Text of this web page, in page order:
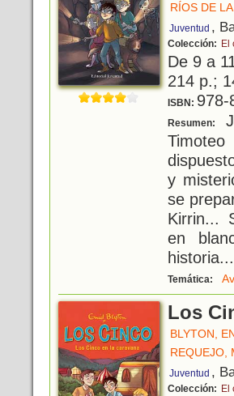
RÍOS DE
Juventud ,
Colección: El
De 9 a
214 p.;
ISBN: 978-
Resumen:
y
se
Kirrin...
en
historia.
Temática:
Los
BLYTON,
REQUEJO,
Juventud ,
Colección: El